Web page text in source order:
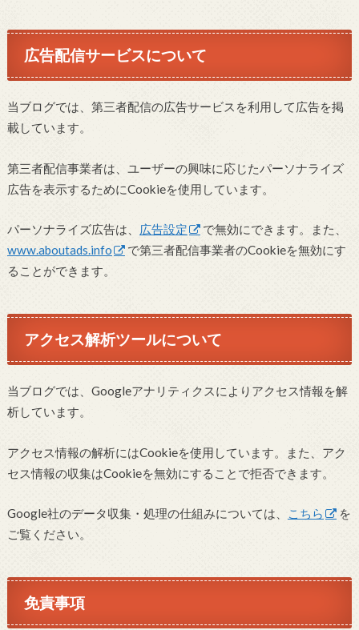
広告配信サービスについて
当ブログでは、第三者配信の広告サービスを利用して広告を掲
載しています。
第三者配信事業者は、ユーザーの興味に応じたパーソナライズ
広告を表示するためにCookieを使用しています。
パーソナライズ広告は、 広告設定
で無効にできます。また、
www.aboutads.info
で第三者配信事業者のCookieを無効にす
ることができます。
アクセス解析ツールについて
当ブログでは、Googleアナリティクスによりアクセス情報を解
析しています。
アクセス情報の解析にはCookieを使用しています。また、アク
セス情報の収集はCookieを無効にすることで拒否できます。
Google社のデータ収集・処理の仕組みについては、 こちら
を
ご覧ください。
免責事項